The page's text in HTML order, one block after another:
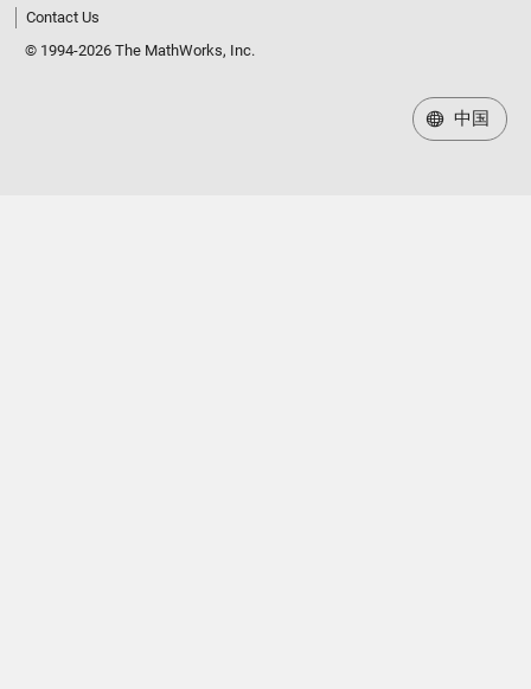
Contact Us
© 1994-2026 The MathWorks, Inc.
中国